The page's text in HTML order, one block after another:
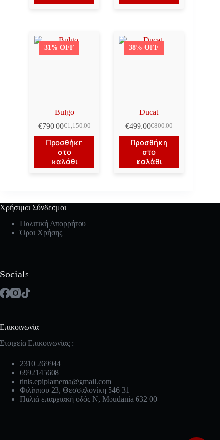
31% OFF
Bulgo
€1,150.00
Original
price
was:
€1,150.00.
€790.00Η
τρέχουσα
τιμή
είναι:
€790.00.
Προσθήκη
στο
καλάθι
38% OFF
Ducat
€800.00
Original
price
was:
€800.00.
€499.00Η
τρέχουσα
τιμή
είναι:
€499.00.
Προσθήκη
στο
καλάθι
Χρήσιμοι Σύνδεσμοι
Πολιτική Απορρήτου
Όροι Χρήσης
Socials
Επικοινωνία
Στοιχεία Επικοινωνίας :
2310 269944
6992145608
tinis.epiplamema@gmail.com
Φιλίππου 23, Θεσσαλονίκη 546 31
Παλιά επαρχιακή οδός Ν, Moudania 632 00